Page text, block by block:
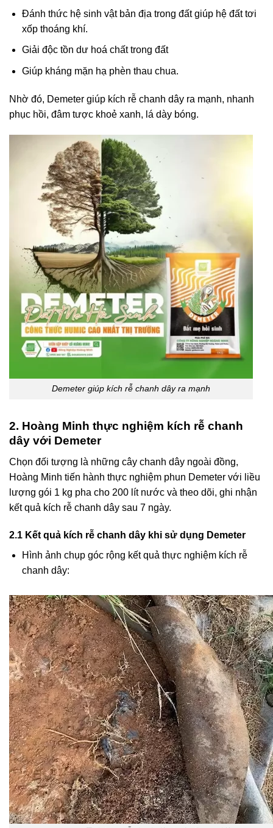
Đánh thức hệ sinh vật bản địa trong đất giúp hệ đất tơi
xốp thoáng khí.
Giải độc tồn dư hoá chất trong đất
Giúp kháng mặn hạ phèn thau chua.
Nhờ đó, Demeter giúp kích rễ chanh dây ra mạnh, nhanh
phục hồi, đâm tược khoẻ xanh, lá dày bóng.
Demeter giúp kích rễ chanh dây ra mạnh
2. Hoàng Minh thực nghiệm kích rễ chanh
dây với Demeter
Chọn đối tượng là những cây chanh dây ngoài đồng,
Hoàng Minh tiến hành thực nghiệm phun Demeter với liều
lượng gói 1 kg pha cho 200 lít nước và theo dõi, ghi nhận
kết quả kích rễ chanh dây sau 7 ngày.
2.1 Kết quả kích rễ chanh dây khi sử dụng Demeter
Hình ảnh chụp góc rộng kết quả thực nghiệm kích rễ
chanh dây: